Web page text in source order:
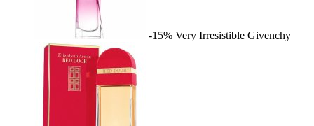
-15% Very Irresistible Givenchy